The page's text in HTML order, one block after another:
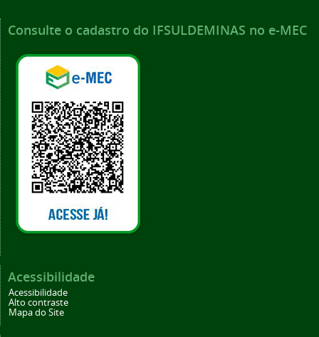
Consulte o cadastro do IFSULDEMINAS no e-MEC
Acessibilidade
Acessibilidade
Alto contraste
Mapa do Site